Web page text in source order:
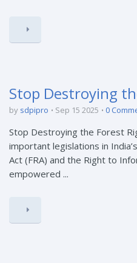
Stop Destroying
by sdpipro Sep 15 2025 0
Stop Destroying the Forest
important legislations in
Act (FRA) and the Right to
empowered ...